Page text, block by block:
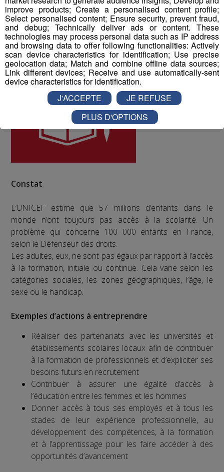
ODD numéro 4 : Education de qualité
Constat
L’UNICEF estime que 57 millions d’enfants dans le
monde n’ont toujours pas accès à la scolarité. Un
problème qui concerne 100 000 enfants en France,
selon le Défenseur des droits.
Les adultes, eux, ne sont pas égaux par rapport à l’accès
à la formation, initiale ou continue. Cela varie selon les
catégories sociales, les zones géographiques, l’âge, le
sexe ou le handicap.
Exemples d’actions à entreprendre
Réaliser des partenariats avec les universités et
établissements scolaires locaux afin de contribuer
à la formation de professionnels et d’expliciter ses
besoins futurs en recrutement
Contribuer à assurer une égalité d’accès à
l’éducation entre les femmes et les hommes
Donner accès à tous ses employés et à tous les
stades de leur expérience professionnelle, au
développement des compétences, à la formation
et à l’apprentissage pour les faire accéder à des
opportunités d’avancement
improve products; Create a personalised content profile;
Select personalised content; Ensure security, prevent fraud,
and debug; Technically deliver ads or content. These
technologies may process personal data such as IP address
and browsing data to offer following functionalities: Actively
scan device characteristics for identification; Use precise
geolocation data; Match and combine offline data sources;
Link different devices; Receive and use automatically-sent
device characteristics for identification.
J'ACCEPTE
JE REFUSE
PLUS D'OPTIONS